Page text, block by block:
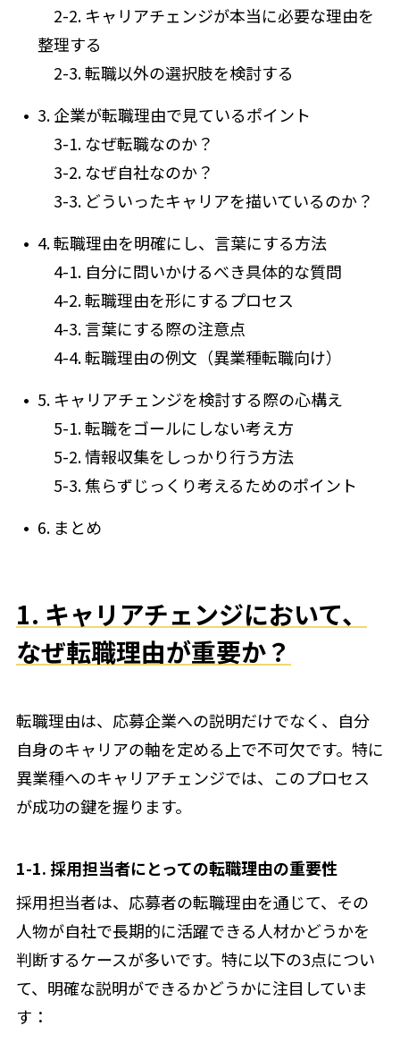
2-2. キャリアチェンジが本当に必要な理由を
整理する
2-3. 転職以外の選択肢を検討する
3. 企業が転職理由で見ているポイント
3-1. なぜ転職なのか？
3-2. なぜ自社なのか？
3-3. どういったキャリアを描いているのか？
4. 転職理由を明確にし、言葉にする方法
4-1. 自分に問いかけるべき具体的な質問
4-2. 転職理由を形にするプロセス
4-3. 言葉にする際の注意点
4-4. 転職理由の例文（異業種転職向け）
5. キャリアチェンジを検討する際の心構え
5-1. 転職をゴールにしない考え方
5-2. 情報収集をしっかり行う方法
5-3. 焦らずじっくり考えるためのポイント
6. まとめ
1. キャリアチェンジにおいて、
なぜ転職理由が重要か？
転職理由は、応募企業への説明だけでなく、自分
自身のキャリアの軸を定める上で不可欠です。特に
異業種へのキャリアチェンジでは、このプロセス
が成功の鍵を握ります。
1-1. 採用担当者にとっての転職理由の重要性
採用担当者は、応募者の転職理由を通じて、その
人物が自社で長期的に活躍できる人材かどうかを
判断するケースが多いです。特に以下の3点につい
て、明確な説明ができるかどうかに注目していま
す：